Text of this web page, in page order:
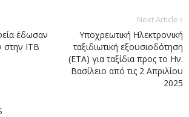
έδωσαν
στην ΙΤΒ
Next Article
Υποχρεωτική Hλεκτρονική
ταξιδιωτική εξουσιοδότηση
(ETA) για ταξίδια προς το Ην.
Βασίλειο από τις 2 Απριλίου
2025